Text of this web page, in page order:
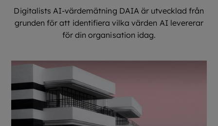
Digitalists AI-värdemätning DAIA är utvecklad från
grunden för att identifiera vilka värden AI levererar
för din organisation idag.